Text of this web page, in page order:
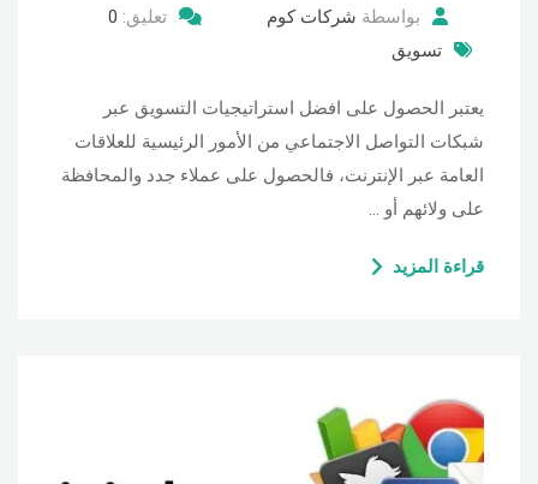
بواسطة شركات كوم تعليق: 0
تسويق
يعتبر الحصول على افضل استراتيجيات التسويق عبر
شبكات التواصل الاجتماعي من الأمور الرئيسية للعلاقات
العامة عبر الإنترنت، فالحصول على عملاء جدد والمحافظة
على ولائهم أو …
قراءة المزيد